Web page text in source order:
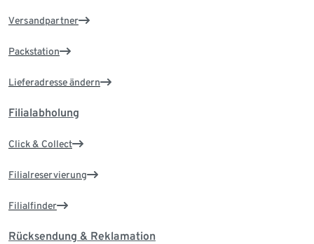
Versandpartner
Packstation
Lieferadresse ändern
Filialabholung
Click & Collect
Filialreservierung
Filialfinder
Rücksendung & Reklamation